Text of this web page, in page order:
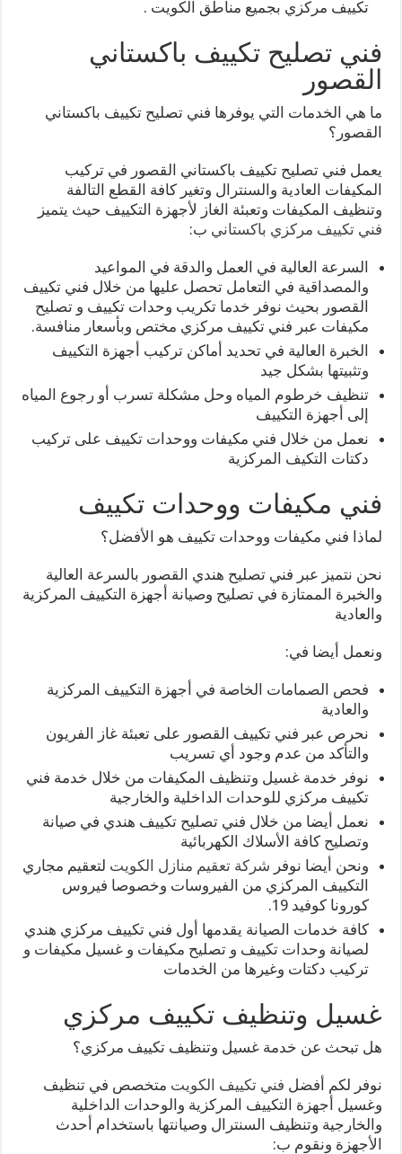
تكييف مركزي بجميع مناطق الكويت .
فني تصليح تكييف باكستاني
القصور
ما هي الخدمات التي يوفرها فني تصليح تكييف باكستاني
القصور؟
يعمل فني تصليح تكييف باكستاني القصور في تركيب
المكيفات العادية والسنترال وتغير كافة القطع التالفة
وتنظيف المكيفات وتعبئة الغاز لأجهزة التكييف حيث يتميز
فني تكييف مركزي باكستاني ب:
السرعة العالية في العمل والدقة في المواعيد
والمصداقية في التعامل تحصل عليها من خلال فني تكييف
القصور بحيث نوفر خدما تكريب وحدات تكييف و تصليح
مكيفات عبر فني تكييف مركزي مختص وبأسعار منافسة.
الخبرة العالية في تحديد أماكن تركيب أجهزة التكييف
وتثبيتها بشكل جيد
تنظيف خرطوم المياه وحل مشكلة تسرب أو رجوع المياه
إلى أجهزة التكييف
نعمل من خلال فني مكيفات ووحدات تكييف على تركيب
دكتات التكيف المركزية
فني مكيفات ووحدات تكييف
لماذا فني مكيفات ووحدات تكييف هو الأفضل؟
نحن نتميز عبر فني تصليح هندي القصور بالسرعة العالية
والخبرة الممتازة في تصليح وصيانة أجهزة التكييف المركزية
والعادية
ونعمل أيضا في:
فحص الصمامات الخاصة في أجهزة التكييف المركزية
والعادية
نحرص عبر فني تكييف القصور على تعبئة غاز الفريون
والتأكد من عدم وجود أي تسريب
نوفر خدمة غسيل وتنظيف المكيفات من خلال خدمة فني
تكييف مركزي للوحدات الداخلية والخارجية
نعمل أيضا من خلال فني تصليح تكييف هندي في صيانة
وتصليح كافة الأسلاك الكهربائية
ونحن أيضا نوفر شركة تعقيم منازل الكويت لتعقيم مجاري
التكييف المركزي من الفيروسات وخصوصا فيروس
كورونا كوفيد 19.
كافة خدمات الصيانة يقدمها أول فني تكييف مركزي هندي
لصيانة وحدات تكييف و تصليح مكيفات و غسيل مكيفات و
تركيب دكتات وغيرها من الخدمات
غسيل وتنظيف تكييف مركزي
هل تبحث عن خدمة غسيل وتنظيف تكييف مركزي؟
نوفر لكم أفضل فني تكييف الكويت متخصص في تنظيف
وغسيل أجهزة التكييف المركزية والوحدات الداخلية
والخارجية وتنظيف السنترال وصيانتها باستخدام أحدث
الأجهزة ونقوم ب: